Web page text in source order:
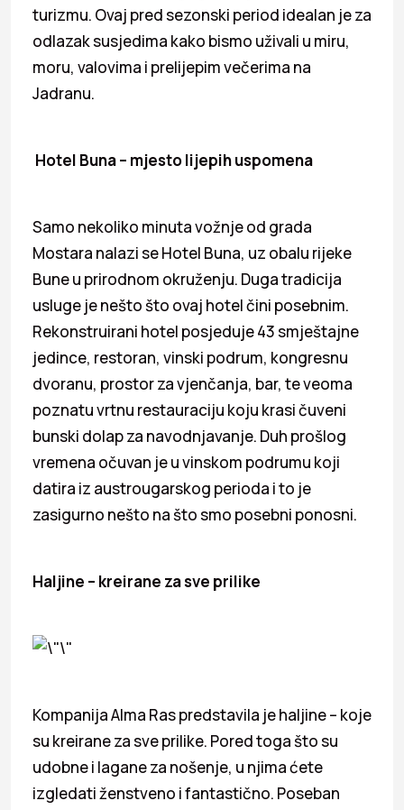
turizmu. Ovaj pred sezonski period idealan je za
odlazak susjedima kako bismo uživali u miru,
moru, valovima i prelijepim večerima na
Jadranu.
Hotel Buna – mjesto lijepih uspomena
Samo nekoliko minuta vožnje od grada
Mostara nalazi se Hotel Buna, uz obalu rijeke
Bune u prirodnom okruženju. Duga tradicija
usluge je nešto što ovaj hotel čini posebnim.
Rekonstruirani hotel posjeduje 43 smještajne
jedince, restoran, vinski podrum, kongresnu
dvoranu, prostor za vjenčanja, bar, te veoma
poznatu vrtnu restauraciju koju krasi čuveni
bunski dolap za navodnjavanje. Duh prošlog
vremena očuvan je u vinskom podrumu koji
datira iz austrougarskog perioda i to je
zasigurno nešto na što smo posebni ponosni.
Haljine – kreirane za sve prilike
Kompanija Alma Ras predstavila je haljine – koje
su kreirane za sve prilike. Pored toga što su
udobne i lagane za nošenje, u njima ćete
izgledati ženstveno i fantastično. Poseban